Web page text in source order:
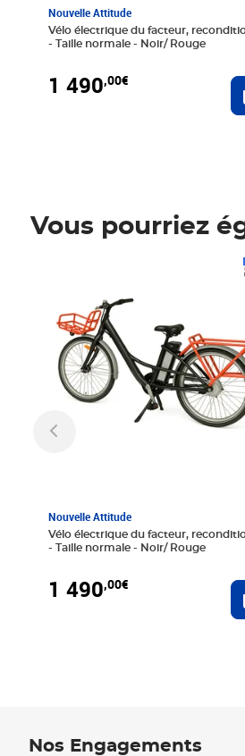
Nouvelle Attitude
Vélo électrique du facteur,
- Taille normale - Noir/ Rouge
1 490,00€
Vous pourriez
Nouvelle Attitude
Vélo électrique du facteur,
- Taille normale - Noir/ Rouge
1 490,00€
Nos Engagements